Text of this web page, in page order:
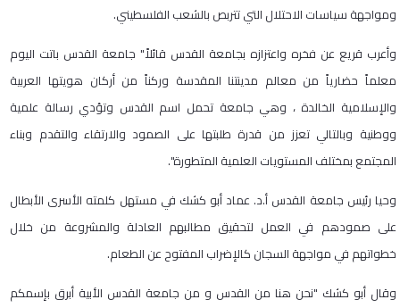
ومواجهة سياسات الاحتلال التي تتربص بالشعب الفلسطيني.
وأعرب قريع عن فخره واعتزازه بجامعة القدس قائلاً" جامعة القدس باتت اليوم
معلماً حضارياً من معالم مدينتنا المقدسة وركناً من أركان هويتها العربية
والإسلامية الخالدة ، وهي جامعة تحمل اسم القدس وتؤدي رسالة علمية
ووطنية وبالتالي تعزز من قدرة طلبتها على الصمود والارتقاء والتقدم وبناء
المجتمع بمختلف المستويات العلمية المتطورة".
وحيا رئيس جامعة القدس أ.د. عماد أبو كشك في مستهل كلمته الأسرى الأبطال
على صمودهم في العمل لتحقيق مطالبهم العادلة والمشروعة من خلال
خطواتهم في مواجهة السجان كالإضراب المفتوح عن الطعام.
وقال أبو كشك "نحن هنا من القدس و من جامعة القدس الأبية أبرق بإسمكم